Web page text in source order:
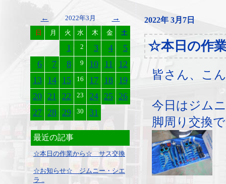
← 2022年3月 →
日 月 火 水 木 金 土
1 2 3 4
5
6
7 8 9 10 11
12
13 14 15 16 17 18 19
20 21 22 23 24 25 26
27 28 29 30 31
最近の記事
☆本日の作業から☆ サス交換
☆お知らせ☆ ジムニー・シエ
ラ ..
2022年 3月7日
☆本日の作
皆さん、こ
今日はジム
脚周り交換